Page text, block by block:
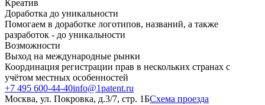
Креатив
Доработка до уникальности
Помогаем в доработке логотипов, названий, а также
разработок - до уникальности
Возможности
Выход на международные рынки
Координация регистрации прав в нескольких странах с
учётом местных особенностей
+7 495 600-44-40info@1patent.ru
Москва, ул. Покровка, д.3/7, стр. 1БСхема проезда